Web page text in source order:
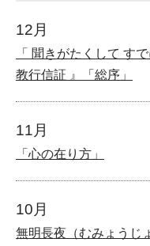
12月
「 聞きがたくして す
教行信証 』「総序」
11月
「心の在り方」
10月
無明長夜（むみょうじ